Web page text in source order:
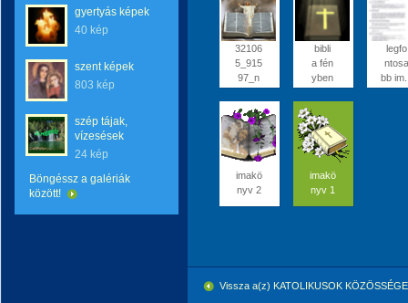
gyertyás képek
40 kép
szent képek
803 kép
szép tájak,
vízesések
24 kép
Böngéssz a galériák
között!
32106
5_915
97_n
bibli
a fén
yben
legfo
ntosa
bb
imakö
nyv 2
imakö
nyv 1
Vissza a(z) KATOLIKUSOK